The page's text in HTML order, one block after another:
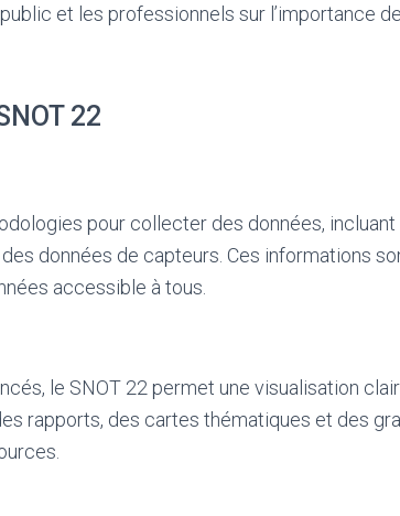
et les professionnels sur l’importance
22
pour collecter des données,
données de capteurs. Ces informations
accessible à tous.
le SNOT 22 permet une visualisation
rapports, des cartes thématiques et des